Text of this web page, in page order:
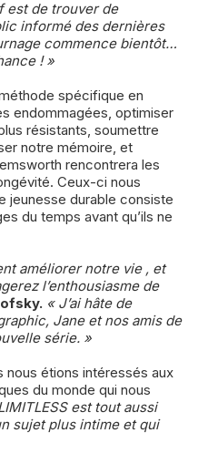
est de trouver de
informé des dernières
commence bientôt…
! »
spécifique en
endommagées, optimiser
résistants, soumettre
notre mémoire, et
rencontrera les
Ceux-ci nous
jeunesse durable consiste
du temps avant qu’ils ne
améliorer notre vie , et
l’enthousiasme de
« J’ai hâte de
Jane et nos amis de
série. »
nous étions intéressés aux
du monde qui nous
est tout aussi
sujet plus intime et qui